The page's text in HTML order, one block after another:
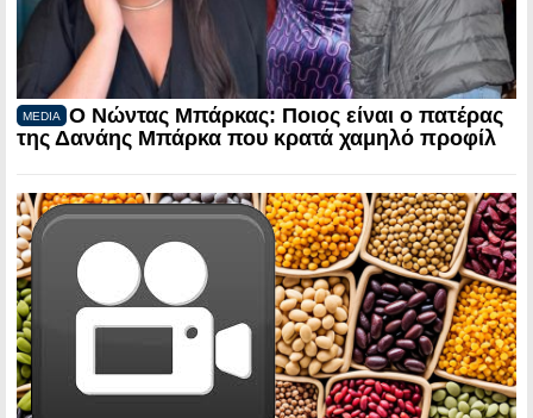
MEDIA
Ο Νώντας Μπάρκας: Ποιος είναι ο πατέρας
της Δανάης Μπάρκα που κρατά χαμηλό προφίλ